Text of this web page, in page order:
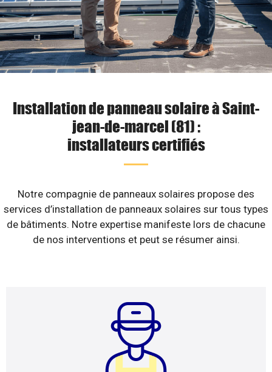
Installation de panneau solaire à Saint-
jean-de-marcel (81) :
installateurs certifiés
Notre compagnie de panneaux solaires propose des
services d’installation de panneaux solaires sur tous types
de bâtiments. Notre expertise manifeste lors de chacune
de nos interventions et peut se résumer ainsi.